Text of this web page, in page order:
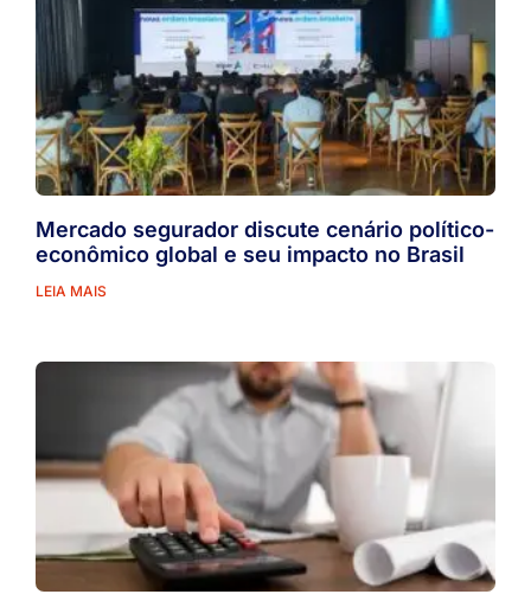
Mercado segurador discute cenário político-
econômico global e seu impacto no Brasil
LEIA MAIS